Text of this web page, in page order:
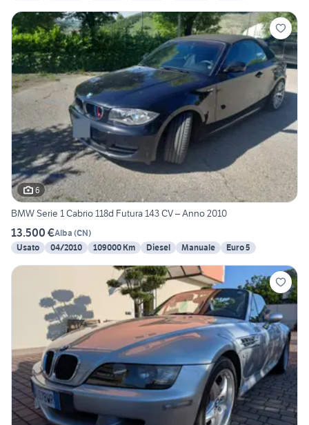
6
BMW Serie 1 Cabrio 118d Futura 143 CV – Anno 2010
13.500 €Alba (CN)
Usato
04/2010 109000 Km Diesel Manuale Euro 5